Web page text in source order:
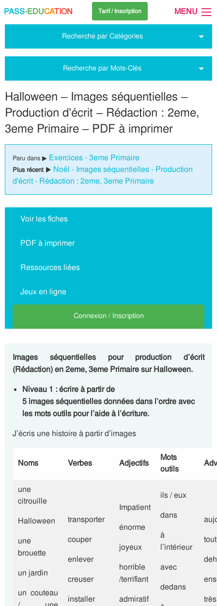
PASS-EDUCATION Tarif / Inscription MENU
Recherche par Catégories
Recherche par Mots-Clés
Halloween – Images séquentielles –
Production d’écrit – Rédaction : 2eme,
3eme Primaire – PDF à imprimer
Paru dans ▶ Exercices - 3eme Primaire
Plus récent ▶ Noël - Images séquentielles - Production
d'écrit - Rédaction : 2eme, 3eme Primaire
Voir les fiches
PDF à imprimer
Ressources liées
Jeux en ligne
Connexion / Inscription
Images séquentielles pour production d’écrit
(Rédaction) en 2eme, 3eme Primaire sur Halloween.
Niveau 1 : écrire à partir de
5 imagesséquentiellesdonnées dans l’ordre avec
les mots outils pour l’aide à l’écriture.
J’écris une histoire à partir d’images
Noms Verbes Adjectifs
Mots
outils
une
citrouille
Halloween
une
brouette
un jardin
un couteau
transporter
couper
enlever
creuser
installer
Impatient
énorme
joyeux
horrible
/terrifiant
admiratif
ils / eux
dans
à
l’intérieur
avec
dedans
tout
très